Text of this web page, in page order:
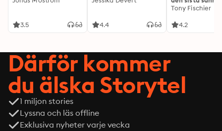
3.5 4.4
Tony Fischier
4.2
Därför kommer
du älska Storytel
1 miljon stories
Lyssna och läs offline
Exklusiva nyheter varje vecka